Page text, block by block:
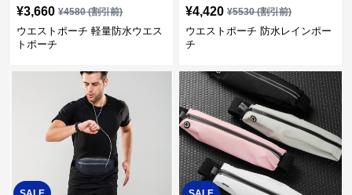
¥3,660 ¥4580(割引前)
ウエストポーチ 軽量防水ウエス
トポーチ
¥4,420 ¥5530(割引前)
ウエストポーチ 防水レインポー
チ